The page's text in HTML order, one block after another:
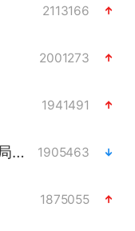
2113166
2001273
1941491
新疆生产建设兵团生态环境局原局长被查 1905463
1875055